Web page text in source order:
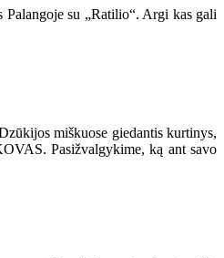
su „Ratilio“. Argi kas gali
miškuose giedantis kurtinys,
Pasižvalgykime, ką ant savo